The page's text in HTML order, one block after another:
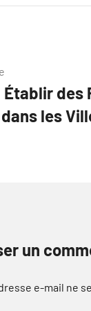
des
les
un
e-mail ne